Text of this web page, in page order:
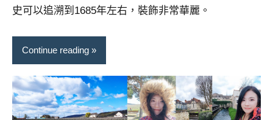
光
合
達
人
對
象。
史可以追溯到1685年左右，裝飾非常華麗。
Continue reading